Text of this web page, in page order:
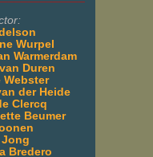
Wurpel
Warmerdam
Duren
Webster
der Heide
Clercq
Beumer
Bredero